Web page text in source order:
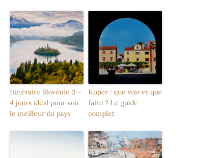
Itinéraire Slovénie 3 –
4 jours idéal pour voir
le meilleur du pays
Koper : que voir et que
faire ? Le guide
complet